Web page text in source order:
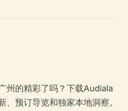
州的精彩了吗？下载Audiala
、预订导览和独家本地洞察。